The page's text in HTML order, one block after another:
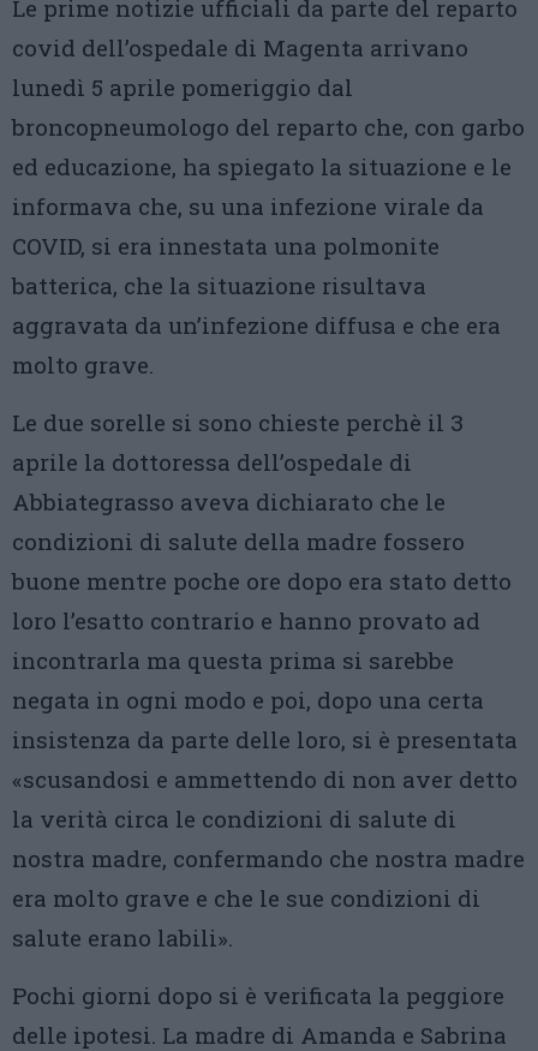
Le prime notizie ufficiali da parte del reparto
covid dell’ospedale di Magenta arrivano
lunedì 5 aprile pomeriggio dal
broncopneumologo del reparto che, con garbo
ed educazione, ha spiegato la situazione e le
informava che, su una infezione virale da
COVID, si era innestata una polmonite
batterica, che la situazione risultava
aggravata da un’infezione diffusa e che era
molto grave.
Le due sorelle si sono chieste perchè il 3
aprile la dottoressa dell’ospedale di
Abbiategrasso aveva dichiarato che le
condizioni di salute della madre fossero
buone mentre poche ore dopo era stato detto
loro l’esatto contrario e hanno provato ad
incontrarla ma questa prima si sarebbe
negata in ogni modo e poi, dopo una certa
insistenza da parte delle loro, si è presentata
«scusandosi e ammettendo di non aver detto
la verità circa le condizioni di salute di
nostra madre, confermando che nostra madre
era molto grave e che le sue condizioni di
salute erano labili».
Pochi giorni dopo si è verificata la peggiore
delle ipotesi. La madre di Amanda e Sabrina